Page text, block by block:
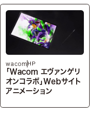
wacom HP
「Wacom エヴァンゲリ
オンコラボ」Webサイト
アニメーション